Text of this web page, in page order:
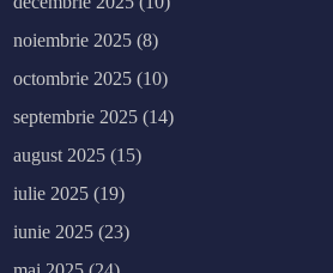
noiembrie 2025 (8)
octombrie 2025 (10)
septembrie 2025 (14)
august 2025 (15)
iulie 2025 (19)
iunie 2025 (23)